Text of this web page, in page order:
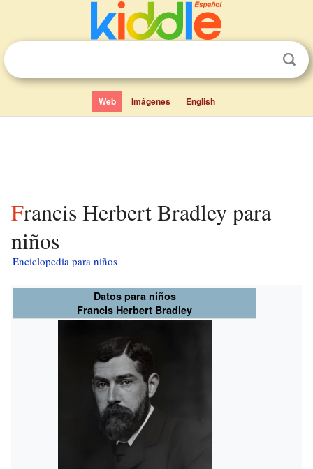
Web Imágenes English
Francis Herbert Bradley para
niños
Enciclopedia para niños
Datos para niños
Francis Herbert Bradley